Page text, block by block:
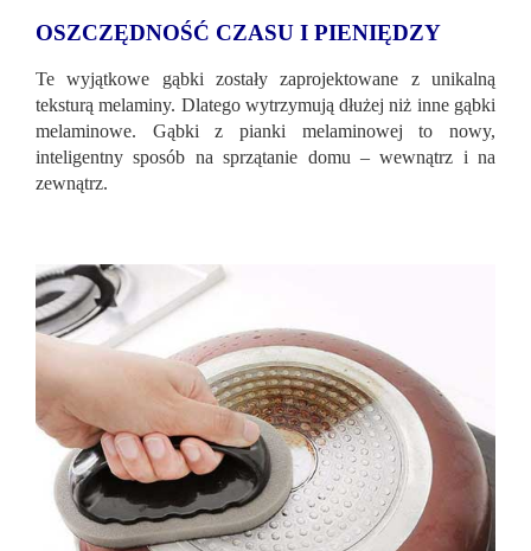
OSZCZĘDNOŚĆ CZASU I PIENIĘDZY
Te wyjątkowe gąbki zostały zaprojektowane z unikalną
teksturą melaminy. Dlatego wytrzymują dłużej niż inne gąbki
melaminowe. Gąbki z pianki melaminowej to nowy,
inteligentny sposób na sprzątanie domu – wewnątrz i na
zewnątrz.